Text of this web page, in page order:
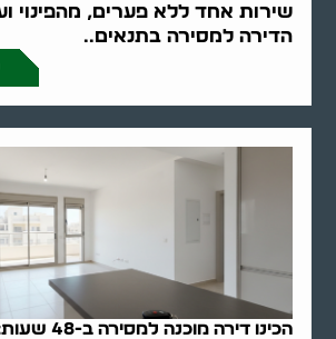
שירות אחד ללא פערים, מהפינוי
הדירה למסירה בתנאים..
הכינו דירה